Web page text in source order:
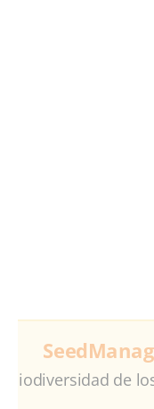
biodiversidad de